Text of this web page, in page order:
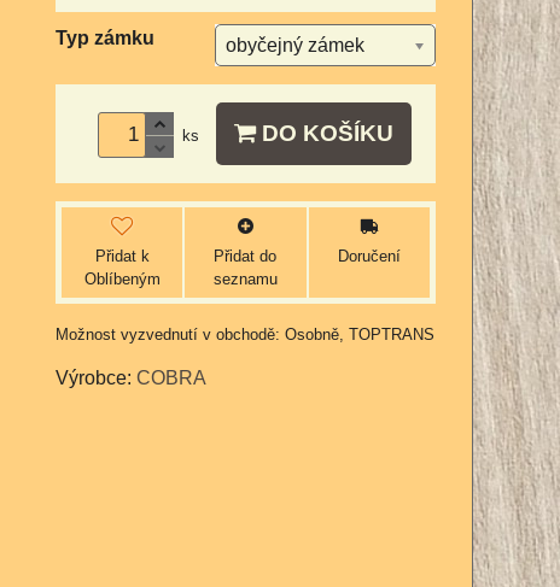
Typ zámku obyčejný zámek
ks DO KOŠÍKU
Přidat k
Oblíbeným
Přidat do
seznamu
Doručení
Osobně, TOPTRANS
Výrobce: COBRA